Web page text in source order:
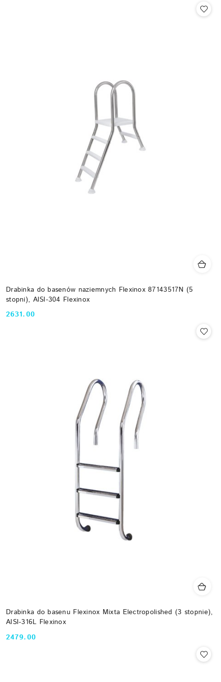
Drabinka do basenów naziemnych Flexinox 87143517N (5
stopni), AISI-304 Flexinox
Cena:
2631.00
Drabinka do basenu Flexinox Mixta Electropolished (3 stopnie),
AISI-316L Flexinox
Cena:
2479.00